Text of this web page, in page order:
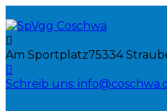
Am Sportplatz75334
Schreib uns: